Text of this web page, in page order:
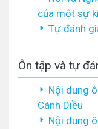
của một sự
Tự đánh
Ôn tập và tự
Nội dung
Cánh Diều
Nội dung